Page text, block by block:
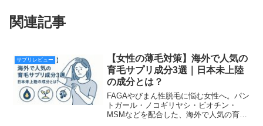
関連記事
サプリレビュー
【女性の薄毛対策】海外で人気の
育毛サプリ成分3選｜日本未上陸
の成分とは？
FAGAやびまん性脱毛に悩む女性へ。パン
トガール・ノコギリヤシ・ビオチン・
MSMなどを配合した、海外で人気の育毛